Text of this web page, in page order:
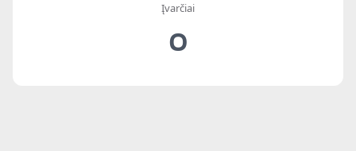
Įvarčiai
0